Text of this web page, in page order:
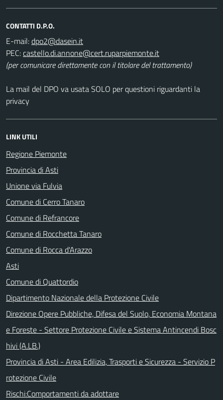
CONTATTI D.P.O.
E-mail:
PEC:
(per comunicare direttamente con il titolare del trattamento)
La mail del DPO va usata SOLO per questioni riguardanti la
privacy
LINK UTILI
Regione Piemonte
Provincia di Asti
Unione via Fulvia
Comune di Cerro Tanaro
Comune di Refrancore
Comune di Rocchetta Tanaro
Comune di Rocca d'Arazzo
Asti
Comune di Quattordio
Dipartimento Nazionale della Protezione Civile
Direzione Opere Pubbliche, Difesa del Suolo, Economia Montana
e Foreste - Settore Protezione Civile e Sistema Antincendi Bosc
hivi (A.LB.)
Provincia di Asti - Area Edilizia, Trasporti e Sicurezza - Servizio P
rotezione Civile
Rischi:Comportamenti da adottare